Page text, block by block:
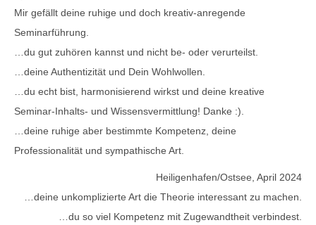
Mir gefällt deine ruhige und doch kreativ-anregende
Seminarführung.
…du gut zuhören kannst und nicht be- oder verurteilst.
…deine Authentizität und Dein Wohlwollen.
…du echt bist, harmonisierend wirkst und deine kreative
Seminar-Inhalts- und Wissensvermittlung! Danke :).
…deine ruhige aber bestimmte Kompetenz, deine
Professionalität und sympathische Art.
Heiligenhafen/Ostsee, April 2024
…deine unkomplizierte Art die Theorie interessant zu machen.
…du so viel Kompetenz mit Zugewandtheit verbindest.